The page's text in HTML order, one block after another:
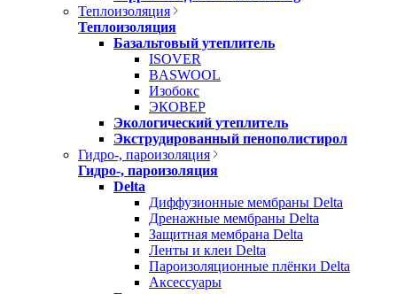
Теплоизоляция
Теплоизоляция
Базальтовый утеплитель
ISOVER
BASWOOL
Изобокс
ЭКОВЕР
Экологический утеплитель
Экструдированный пенополистирол
Гидро-, пароизоляция
Гидро-, пароизоляция
Delta
Диффузионные мембраны Delta
Дренажные мембраны Delta
Защитная мембрана Delta
Ленты и клеи Delta
Пароизоляционные плёнки Delta
Аксессуары